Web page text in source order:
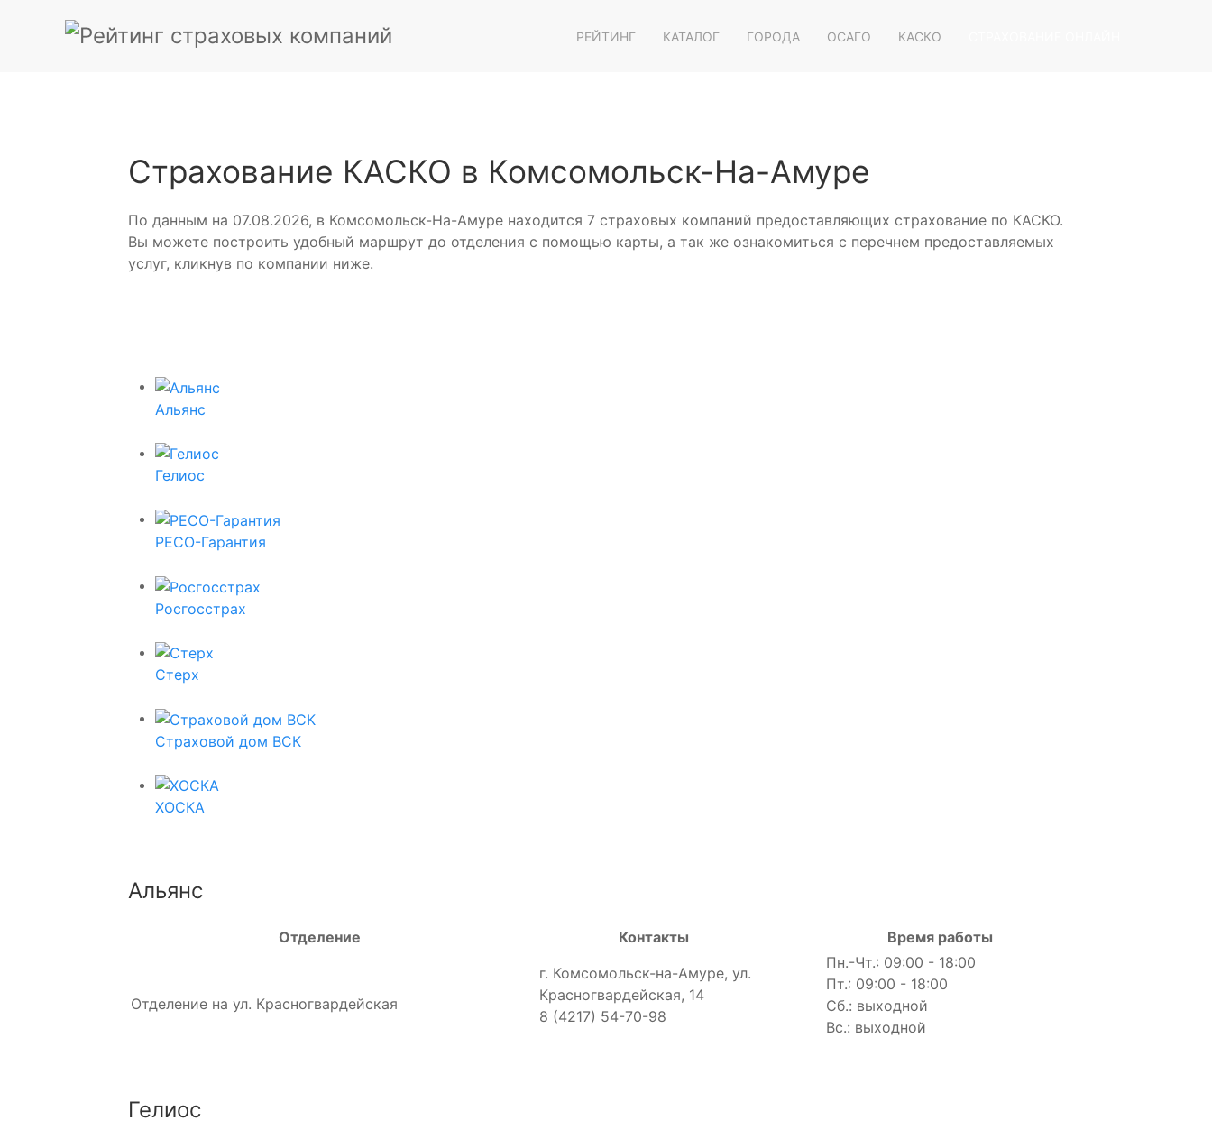
РЕЙТИНГ КАТАЛОГ ГОРОДА ОСАГО КАСКО
Страхование КАСКО в Комсомольск-На-Амуре
По данным на 07.08.2026, в Комсомольск-На-Амуре находится 7 страховых компаний предоставляющих страхование по КАСКО.
Вы можете построить удобный маршрут до отделения с помощью карты, а так же ознакомиться с перечнем предоставляемых
услуг, кликнув по компании ниже.
Альянс
Гелиос
РЕСО-Гарантия
Росгосстрах
Стерх
Страховой дом ВСК
ХОСКА
Альянс
Отделение Контакты Время работы
Отделение на ул. Красногвардейская
г. Комсомольск-на-Амуре, ул.
Красногвардейская, 14
8 (4217) 54-70-98
Пн.-Чт.: 09:00 - 18:00
Пт.: 09:00 - 18:00
Сб.: выходной
Вс.: выходной
Гелиос